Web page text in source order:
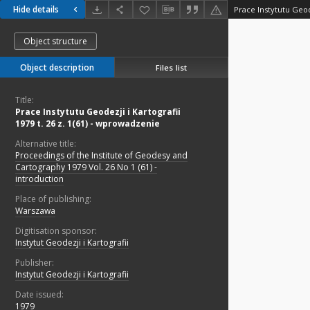
Hide details
Object structure
Object description Files list
Title:
Prace Instytutu Geodezji i Kartografii
1979 t. 26 z. 1(61) - wprowadzenie
Alternative title:
Proceedings of the Institute of Geodesy and
Cartography 1979 Vol. 26 No 1 (61) -
introduction
Place of publishing:
Warszawa
Digitisation sponsor:
Instytut Geodezji i Kartografii
Publisher:
Instytut Geodezji i Kartografii
Date issued:
1979